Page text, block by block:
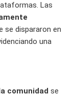
Las
se dispararon en
una
comunidad se